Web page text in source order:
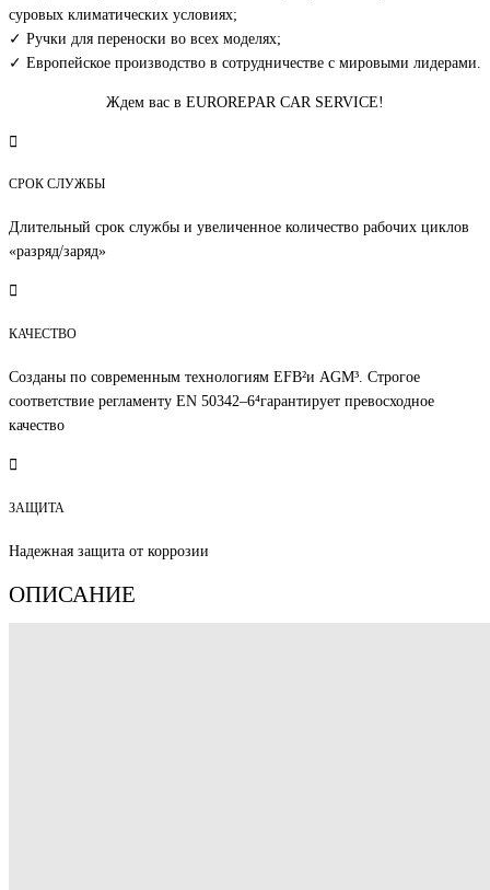
суровых климатических условиях;
✓ Ручки для переноски во всех моделях;
✓ Европейское производство в сотрудничестве с мировыми лидерами.
Ждем вас в EUROREPAR CAR SERVICE!
СРОК СЛУЖБЫ
Длительный срок службы и увеличенное количество рабочих циклов
«разряд/заряд»
КАЧЕСТВО
Созданы по современным технологиям EFB²и AGM³. Строгое
соответствие регламенту EN 50342–6⁴гарантирует превосходное
качество
ЗАЩИТА
Надежная защита от коррозии
ОПИСАНИЕ